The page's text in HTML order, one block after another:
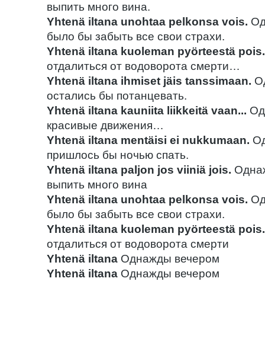
выпить много вина.
Yhtenä iltana unohtaa pelkonsa vois.
было бы забыть все свои страхи.
Yhtenä iltana kuoleman pyörteestä
отдалиться от водоворота смерти…
Yhtenä iltana ihmiset jäis tanssimaan.
остались бы потанцевать.
Yhtenä iltana kauniita liikkeitä vaan...
красивые движения…
Yhtenä iltana mentäisi ei nukkumaan.
пришлось бы ночью спать.
Yhtenä iltana paljon jos viiniä jois.
выпить много вина
Yhtenä iltana unohtaa pelkonsa vois.
было бы забыть все свои страхи.
Yhtenä iltana kuoleman pyörteestä
отдалиться от водоворота смерти
Yhtenä iltana Однажды вечером
Yhtenä iltana Однажды вечером